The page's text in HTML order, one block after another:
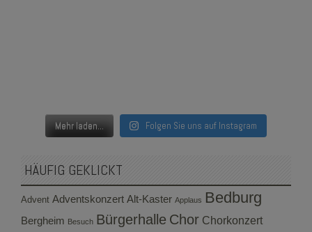
Mehr laden... Folgen Sie uns auf Instagram
HÄUFIG GEKLICKT
Advent Adventskonzert Alt-Kaster Applaus Bedburg
Bergheim Besuch Bürgerhalle Chor Chorkonzert